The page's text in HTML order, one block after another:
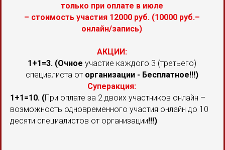
только при оплате в июле
– стоимость участия 12000 руб. (10000 руб.–
онлайн/запись)
АКЦИИ:
1+1=3. (Очное участие каждого 3 (третьего)
специалиста от организации - Бесплатное!!!)
Суперакция:
1+1=10. (При оплате за 2 двоих участников онлайн –
возможность одновременного участия онлайн до 10
десяти специалистов от организации!!!)